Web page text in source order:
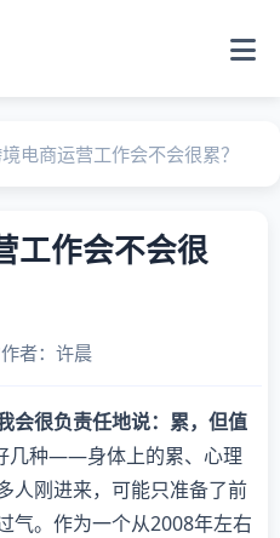
电商运营工作会不会很累？
工作会不会很
作者： 许晨
会很负责任地说：累，但值
几种——身体上的累、心理
人刚进来，可能只准备了前
气。作为一个从2008年左右